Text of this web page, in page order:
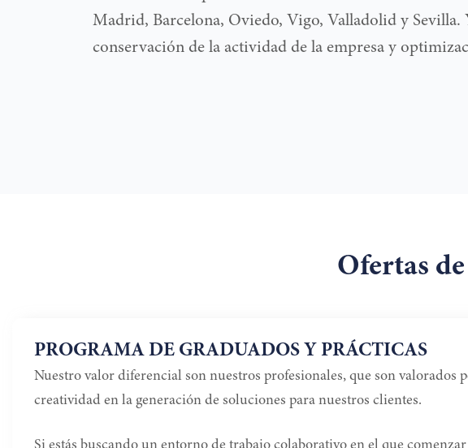
Madrid, Barcelona, Oviedo, Vigo, Valladolid y
conservación de la actividad de la empresa y
Ofertas
PROGRAMA DE GRADUADOS Y PRÁCTICAS
Nuestro valor diferencial son nuestros profesionales, que son valorados
creatividad en la generación de soluciones para nuestros clientes.